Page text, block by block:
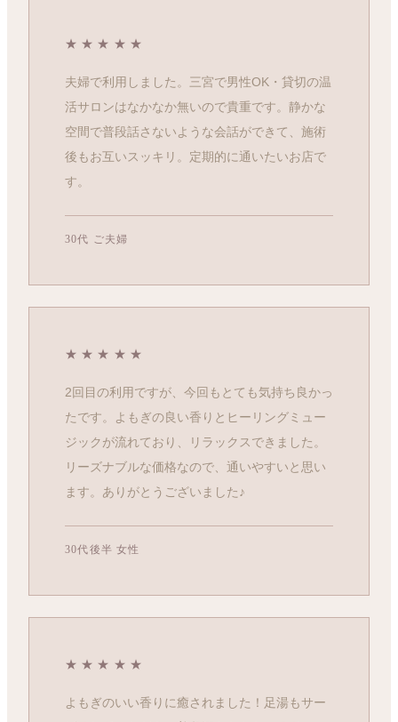
★★★★★
夫婦で利用しました。三宮で男性OK・貸切の温
活サロンはなかなか無いので貴重です。静かな
空間で普段話さないような会話ができて、施術
後もお互いスッキリ。定期的に通いたいお店で
す。
30代 ご夫婦
★★★★★
2回目の利用ですが、今回もとても気持ち良かっ
たです。よもぎの良い香りとヒーリングミュー
ジックが流れており、リラックスできました。
リーズナブルな価格なので、通いやすいと思い
ます。ありがとうございました♪
30代後半 女性
★★★★★
よもぎのいい香りに癒されました！足湯もサー